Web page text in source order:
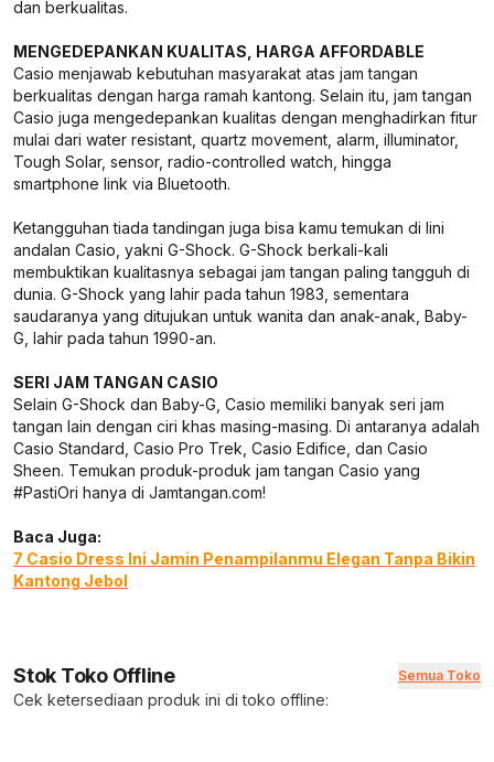
dan berkualitas.
MENGEDEPANKAN KUALITAS, HARGA AFFORDABLE
Casio menjawab kebutuhan masyarakat atas jam tangan
berkualitas dengan harga ramah kantong. Selain itu, jam tangan
Casio juga mengedepankan kualitas dengan menghadirkan fitur
mulai dari water resistant, quartz movement, alarm, illuminator,
Tough Solar, sensor, radio-controlled watch, hingga
smartphone link via Bluetooth.
Ketangguhan tiada tandingan juga bisa kamu temukan di lini
andalan Casio, yakni G-Shock. G-Shock berkali-kali
membuktikan kualitasnya sebagai jam tangan paling tangguh di
dunia. G-Shock yang lahir pada tahun 1983, sementara
saudaranya yang ditujukan untuk wanita dan anak-anak, Baby-
G, lahir pada tahun 1990-an.
SERI JAM TANGAN CASIO
Selain G-Shock dan Baby-G, Casio memiliki banyak seri jam
tangan lain dengan ciri khas masing-masing. Di antaranya adalah
Casio Standard, Casio Pro Trek, Casio Edifice, dan Casio
Sheen. Temukan produk-produk jam tangan Casio yang
#PastiOri hanya di Jamtangan.com!
Baca Juga:
7 Casio Dress Ini Jamin Penampilanmu Elegan Tanpa Bikin
Kantong Jebol
Stok Toko Offline Semua Toko
Cek ketersediaan produk ini di toko offline: